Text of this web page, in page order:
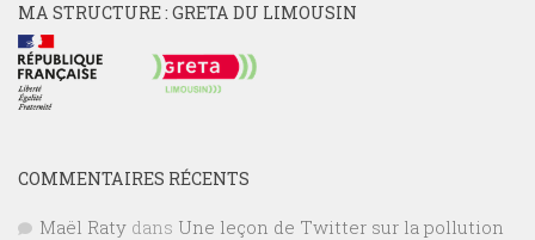
MA STRUCTURE : GRETA DU LIMOUSIN
COMMENTAIRES RÉCENTS
Maël Raty dans Une leçon de Twitter sur la pollution